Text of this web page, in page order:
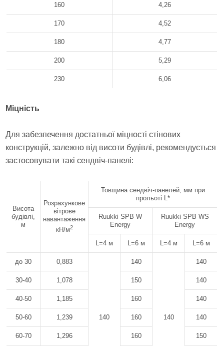
160 4,26
170 4,52
180 4,77
200 5,29
230 6,06
Міцність
Для забезпечення достатньої міцності стінових
конструкцій, залежно від висоти будівлі, рекомендується
застосовувати такі сендвіч-панелі:
Висота
будівлі,
м
Розрахункове
вітрове
навантаження
кН/м2
Товщина сендвіч-панелей, мм при
прольоті L*
Ruukki SPB W
Energy
Ruukki SPB WS
Energy
L=4 м L=6 м L=4 м L=6 м
до 30 0,883
140
140
140
140
30-40 1,078 150 140
40-50 1,185 160 140
50-60 1,239 160 140
60-70 1,296 160 150